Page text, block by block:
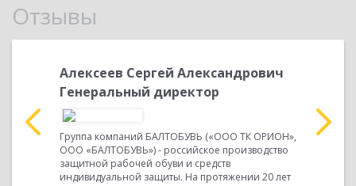
Отзывы
Алексеев Сергей Александрович
Генеральный директор
Группа компаний БАЛТОБУВЬ («ООО ТК ОРИОН»,
ООО «БАЛТОБУВЬ») - российское производство
защитной рабочей обуви и средств
индивидуальной защиты. На протяжении 20 лет
ООО